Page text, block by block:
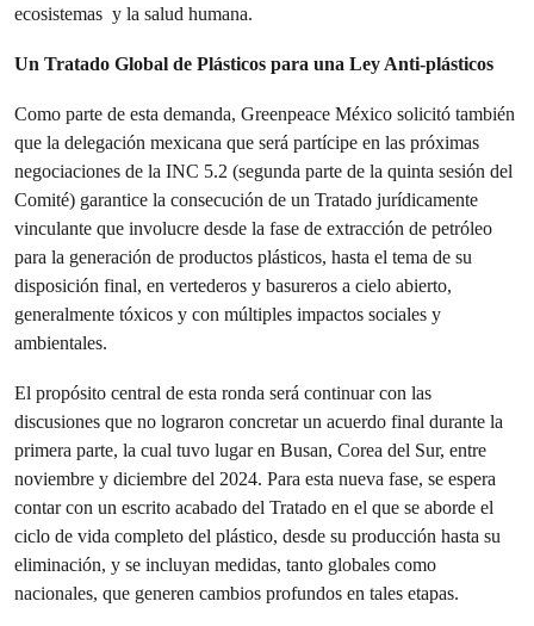
ecosistemas y la salud humana.
Un Tratado Global de Plásticos para una Ley Anti-plásticos
Como parte de esta demanda, Greenpeace México solicitó también
que la delegación mexicana que será partícipe en las próximas
negociaciones de la INC 5.2 (segunda parte de la quinta sesión del
Comité) garantice la consecución de un Tratado jurídicamente
vinculante que involucre desde la fase de extracción de petróleo
para la generación de productos plásticos, hasta el tema de su
disposición final, en vertederos y basureros a cielo abierto,
generalmente tóxicos y con múltiples impactos sociales y
ambientales.
El propósito central de esta ronda será continuar con las
discusiones que no lograron concretar un acuerdo final durante la
primera parte, la cual tuvo lugar en Busan, Corea del Sur, entre
noviembre y diciembre del 2024. Para esta nueva fase, se espera
contar con un escrito acabado del Tratado en el que se aborde el
ciclo de vida completo del plástico, desde su producción hasta su
eliminación, y se incluyan medidas, tanto globales como
nacionales, que generen cambios profundos en tales etapas.